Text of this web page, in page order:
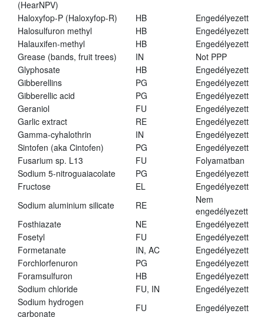
(HearNPV)
Haloxyfop-P (Haloxyfop-R) HB
Engedélyezett
Halosulfuron methyl
HB
Engedélyezett
Halauxifen-methyl
HB
Engedélyezett
Grease (bands, fruit trees)
IN
Not PPP
Glyphosate
HB
Engedélyezett
Gibberellins
PG
Engedélyezett
Gibberellic acid
PG
Engedélyezett
Geraniol
FU
Engedélyezett
Garlic extract
RE
Engedélyezett
Gamma-cyhalothrin
IN
Engedélyezett
Sintofen (aka Cintofen)
PG
Engedélyezett
Fusarium sp. L13
FU
Folyamatban
Sodium 5-nitroguaiacolate
PG
Engedélyezett
Fructose
EL
Engedélyezett
Sodium aluminium silicate
RE
Nem
engedélyezett
Fosthiazate
NE
Engedélyezett
Fosetyl
FU
Engedélyezett
Formetanate
IN, AC
Engedélyezett
Forchlorfenuron
PG
Engedélyezett
Foramsulfuron
HB
Engedélyezett
Sodium chloride
FU, IN
Engedélyezett
Sodium hydrogen
carbonate
FU
Engedélyezett